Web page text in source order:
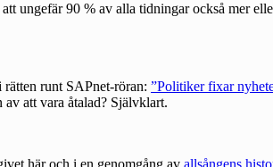
ungefär 90 % av alla tidningar också mer
rätten runt SAPnet-röran: ”Politiker fixar
att vara åtalad? Självklart.